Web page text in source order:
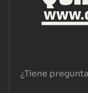
¿Tiene